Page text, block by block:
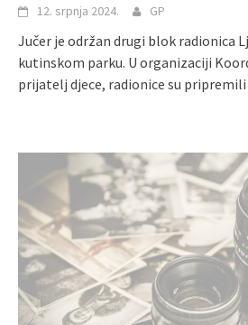
12. srpnja 2024. GP
Jučer je održan drugi blok radionica
kutinskom parku. U organizaciji
prijatelj djece, radionice su pripremili